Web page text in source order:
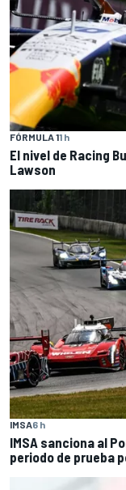
FÓRMULA 11 h
El nivel de Racing
Lawson
IMSA6 h
IMSA sanciona al
periodo de prueba